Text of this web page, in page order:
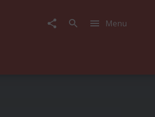
Menu